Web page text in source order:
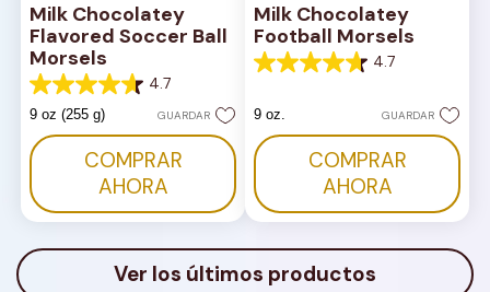
Milk Chocolatey
Flavored Soccer Ball
Morsels
4.7
4.7
de
estrellas.
180
9 oz (255 g) GUARDAR
COMPRAR
AHORA
Milk Chocolatey
Football Morsels
4.7
4.7
5
estrellas.
176
reseñas
9 oz. GUARDAR
COMPRAR
AHORA
Ver los últimos productos